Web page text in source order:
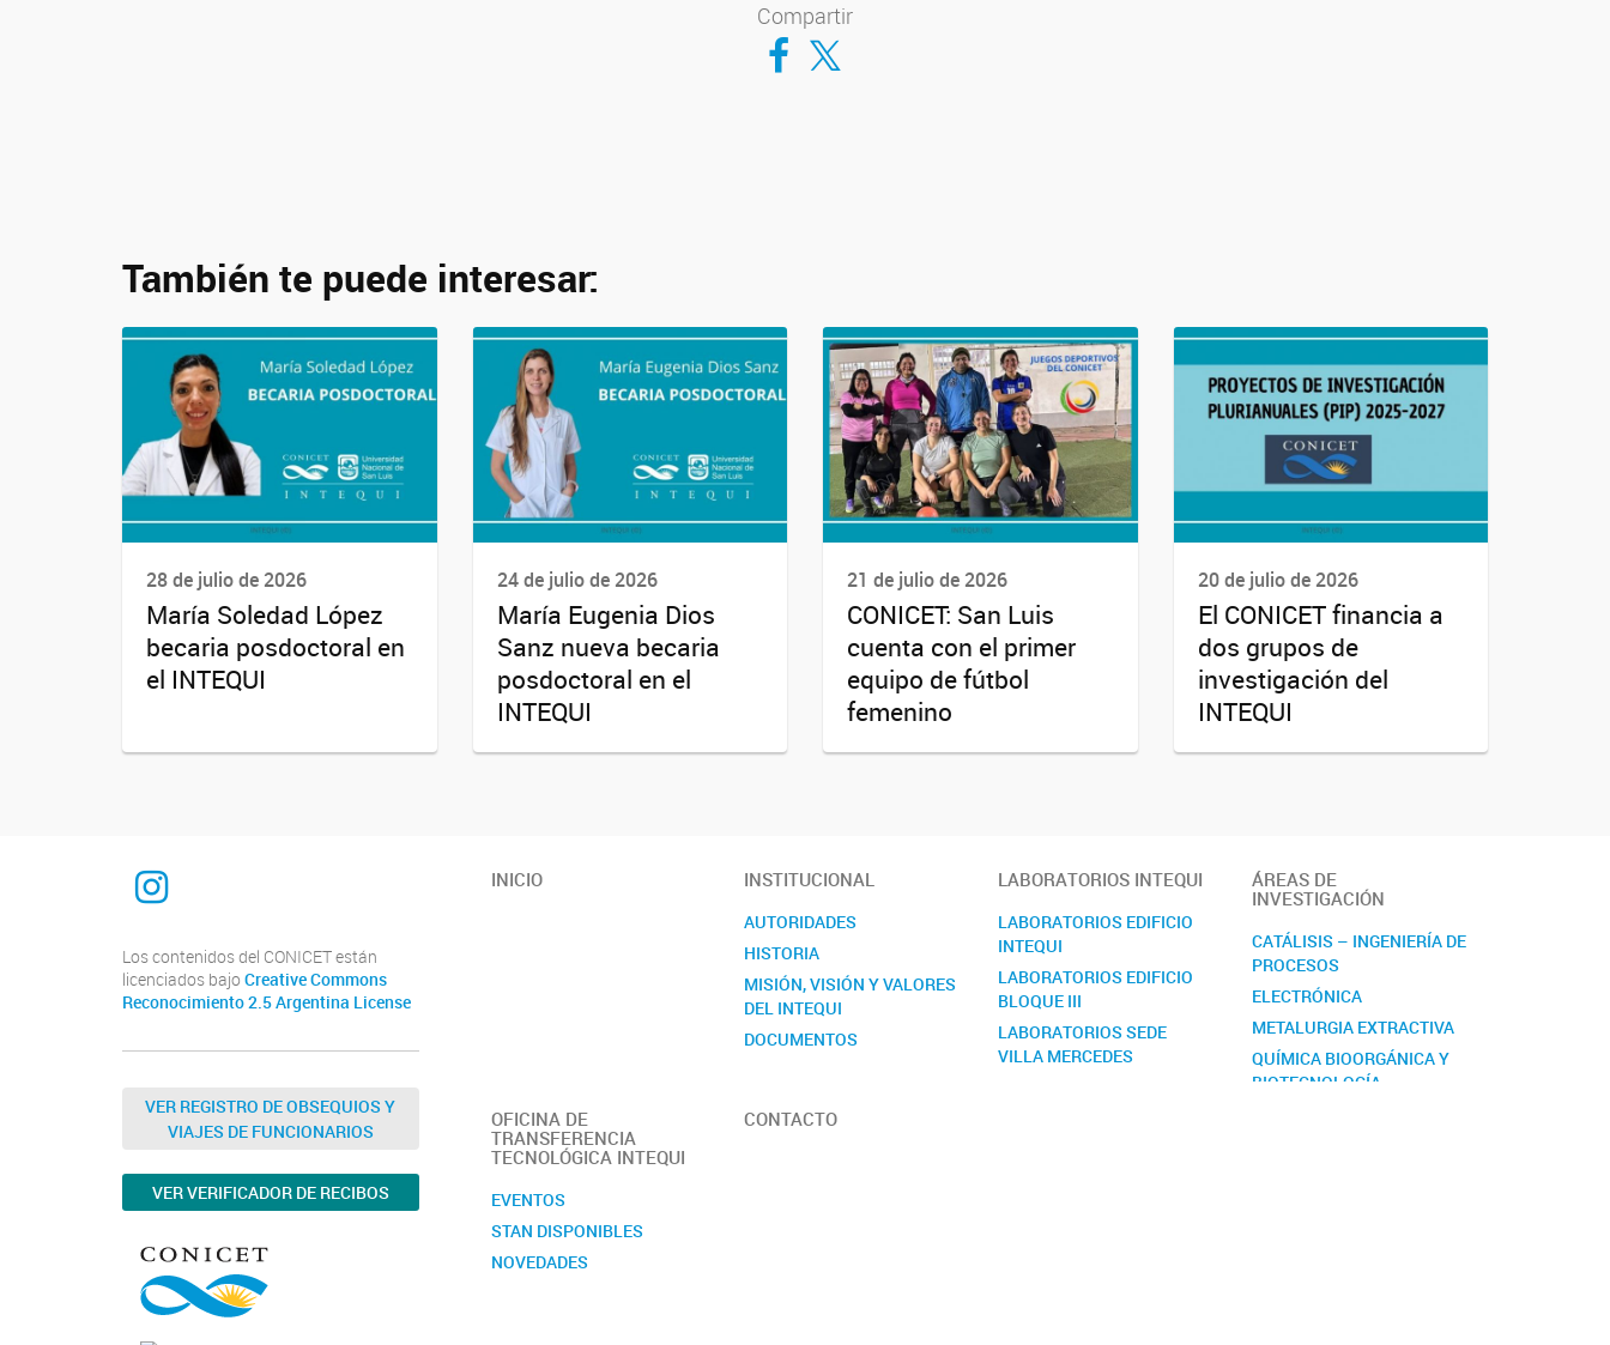
Compartir
Compartir en Facebook
Compartir en Twitter
También te puede interesar:
28 de julio de 2026
María Soledad López
becaria posdoctoral en
el INTEQUI
24 de julio de 2026
María Eugenia Dios
Sanz nueva becaria
posdoctoral en el
INTEQUI
21 de julio de 2026
CONICET: San Luis
cuenta con el primer
equipo de fútbol
femenino
20 de julio de 2026
El CONICET financia a
dos grupos de
investigación del
INTEQUI
INTEQUI
Los contenidos del CONICET están
licenciados bajo Creative Commons
Reconocimiento 2.5 Argentina License
VER REGISTRO DE OBSEQUIOS Y
VIAJES DE FUNCIONARIOS
VER VERIFICADOR DE RECIBOS
INICIO INSTITUCIONAL
AUTORIDADES
HISTORIA
MISIÓN, VISIÓN Y VALORES
DEL INTEQUI
DOCUMENTOS
OBJETIVOS
LABORATORIOS INTEQUI
LABORATORIOS EDIFICIO
INTEQUI
LABORATORIOS EDIFICIO
BLOQUE III
LABORATORIOS SEDE
VILLA MERCEDES
ÁREAS DE
INVESTIGACIÓN
CATÁLISIS – INGENIERÍA DE
PROCESOS
ELECTRÓNICA
METALURGIA EXTRACTIVA
QUÍMICA BIOORGÁNICA Y
BIOTECNOLOGÍA
OFICINA DE
TRANSFERENCIA
TECNOLÓGICA INTEQUI
EVENTOS
STAN DISPONIBLES
NOVEDADES
CONTACTO